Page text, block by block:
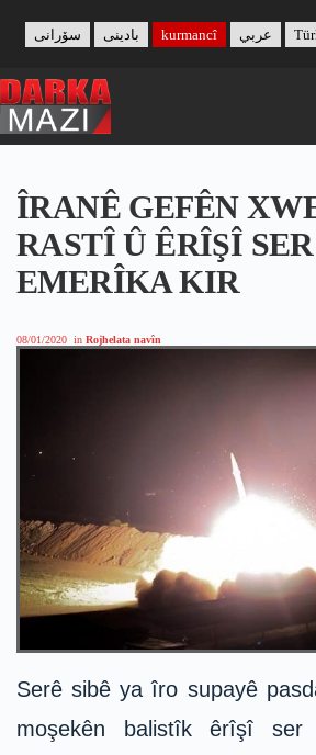
content
بادینی سۆرانی kurmancî عربي
ÎRANÊ GEFÊN
RASTÎ Û ÊRÎŞÎ SER
EMERÎKA KIR
08/01/2020 in Rojhelata navîn
Serê sibê ya îro supayê
moşekên balistîk êrîşî ser